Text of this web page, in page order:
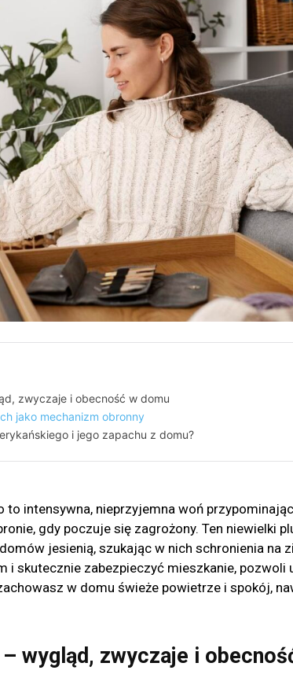
zwyczaje i obecność w domu
jako mechanizm obronny
i jego zapachu z domu?
to intensywna, nieprzyjemna woń
gdy poczuje się zagrożony. Ten niewielki
jesienią, szukając w nich schronienia na
i skutecznie zabezpieczyć mieszkanie, pozwoli
w domu świeże powietrze i spokój,
wygląd, zwyczaje i